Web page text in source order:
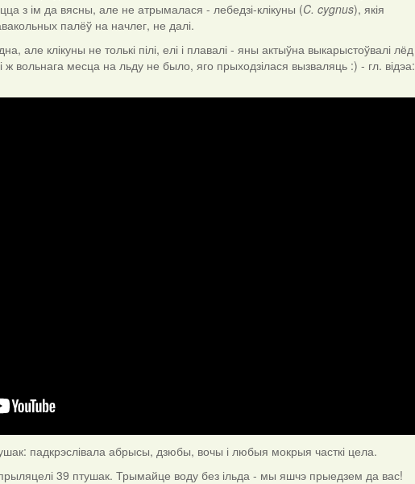
з ім да вясны, але не атрымалася - лебедзі-клікуны (C. cygnus), якія
палёў на начлег, не далі.
але клікуны не толькі пілі, елі і плавалі - яны актыўна выкарыстоўвалі лёд
ж вольнага месца на льду не было, яго прыходзілася вызваляць :) - гл. відэа:
падкрэслівала абрысы, дзюбы, вочы і любыя мокрыя часткі цела.
39 птушак. Трымайце воду без ільда - мы яшчэ прыедзем да вас!